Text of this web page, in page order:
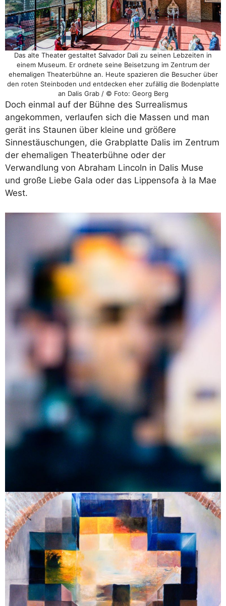
Das alte Theater gestaltet Salvador Dali zu seinen Lebzeiten in
einem Museum. Er ordnete seine Beisetzung im Zentrum der
ehemaligen Theaterbühne an. Heute spazieren die Besucher über
den roten Steinboden und entdecken eher zufällig die Bodenplatte
an Dalis Grab / © Foto: Georg Berg
Doch einmal auf der Bühne des Surrealismus
angekommen, verlaufen sich die Massen und man
gerät ins Staunen über kleine und größere
Sinnestäuschungen, die Grabplatte Dalis im Zentrum
der ehemaligen Theaterbühne oder der
Verwandlung von Abraham Lincoln in Dalis Muse
und große Liebe Gala oder das Lippensofa à la Mae
West.